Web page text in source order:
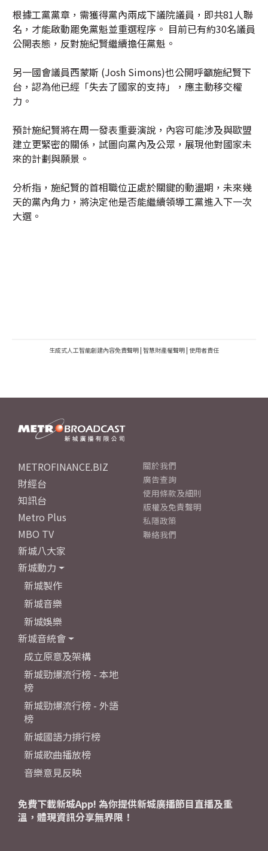
根據工黨黨章，需獲得黨內兩成下議院議員，即共81人聯
名，才能啟動罷免黨魁並重選程序。 目前已有約30名議員
公開表態，反對施紀賢繼續擔任黨魁。
另一國會議員西蒙斯 (Josh Simons)也公開呼籲施紀賢下
台，認為他已經「失去了國家的支持」，應主動移交權
力。
預計施紀賢將在周一發表重要演說，內容可能涉及與歐盟
建立更緊密的關係，試圖向黨內及公眾，展現他對國家未
來的計劃與願景。
分析指，施紀賢的首相職位正處於關鍵的動盪期，未來幾
天的黨內角力，將決定他是否能繼續領導工黨進入下一次
大選。
生成式人工智能創建內容免責聲明 | 智慧財產權聲明 | 使用者責任
METROFINANCE.BIZ
財經台
知訊台
Metro Plus
MBO TV
新城八大家
新城動力
新城製作
新城音樂
新城娛樂
新城音統會
成立原意及架構
新城勁爆流行榜 - 本地
榜
新城勁爆流行榜 - 外語
榜
新城國語力排行榜
新城歌曲播放榜
音樂意見反映
關於我們
廣告查詢
使用條款及細則
版權及免責聲明
私隱政策
聯絡我們
免費下載新城App! 為你提供新城廣播節目直播及重
溫，體現資訊分享無界限！